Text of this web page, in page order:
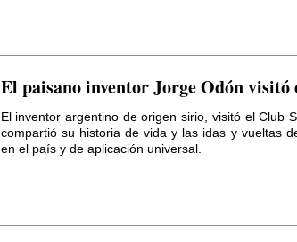
El paisano inventor Jorge Odón visitó
El inventor argentino de origen sirio, visitó el Club
compartió su historia de vida y las idas y vueltas
en el país y de aplicación universal.